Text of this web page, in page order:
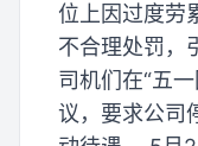
位上因过度劳
不合理处罚，
司机们在“五
议，要求公司